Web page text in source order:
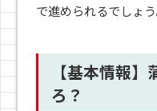
で進められるでしょう
【基本情報
ろ？